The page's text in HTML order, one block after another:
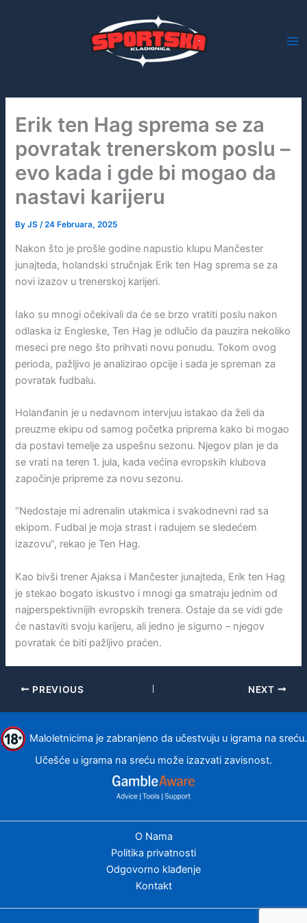
Erik ten Hag sprema se za
povratak trenerskom poslu –
evo kada i gde bi mogao da
nastavi karijeru
ByJS /24 Februara, 2025
Nakon što je prošle godine napustio klupu Mančester
junajteda, holandski stručnjak Erik ten Hag sprema se za
novi izazov u trenerskoj karijeri.
Iako su mnogi očekivali da će se brzo vratiti poslu nakon
odlaska iz Engleske, Ten Hag je odlučio da pauzira nekoliko
meseci pre nego što prihvati novu ponudu. Tokom ovog
perioda, pažljivo je analizirao opcije i sada je spreman za
povratak fudbalu.
Holanđanin je u nedavnom intervjuu istakao da želi da
preuzme ekipu od samog početka priprema kako bi mogao
da postavi temelje za uspešnu sezonu. Njegov plan je da
se vrati na teren 1. jula, kada većina evropskih klubova
započinje pripreme za novu sezonu.
“Nedostaje mi adrenalin utakmica i svakodnevni rad sa
ekipom. Fudbal je moja strast i radujem se sledećem
izazovu”, rekao je Ten Hag.
Kao bivši trener Ajaksa i Mančester junajteda, Erik ten Hag
je stekao bogato iskustvo i mnogi ga smatraju jednim od
najperspektivnijih evropskih trenera. Ostaje da se vidi gde
će nastaviti svoju karijeru, ali jedno je sigurno – njegov
povratak će biti pažljivo praćen.
PREVIOUS NEXT
Maloletnicima je zabranjeno da učestvuju u igrama na sreću.
Učešće u igrama na sreću može izazvati zavisnost.
O Nama
Politika privatnosti
Odgovorno klađenje
Kontakt